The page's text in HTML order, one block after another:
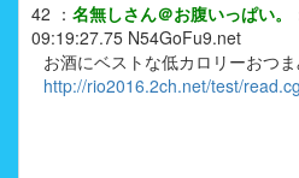
42 ： 名無しさん＠お腹いっぱい。
09:19:27.75 N54GoFu9.net
お酒にベストな低カロリーおつ
http://rio2016.2ch.net/test/